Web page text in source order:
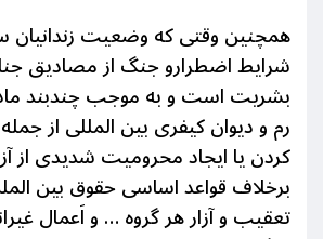
همچنین وقتی که وضعیت زندانیان
شرایط اضطرارو جنگ از مصادیق
رم و دیوان کیفری بین المللی از
کردن یا ایجاد محرومیت شدیدی از
برخلاف قواعد اساسی حقوق بین
تعقیب و آزار هر گروه … و اَعمال